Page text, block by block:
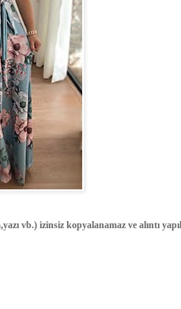
vb.) izinsiz kopyalanamaz ve alıntı